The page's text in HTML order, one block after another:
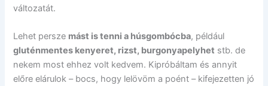
változatát.
Lehet persze mást is tenni a húsgombócba, például
gluténmentes kenyeret, rizst, burgonyapelyhet stb. de
nekem most ehhez volt kedvem. Kipróbáltam és annyit
előre elárulok – bocs, hogy lelövöm a poént – kifejezetten jó